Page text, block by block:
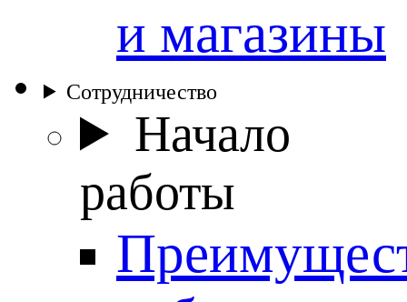
и магазины
Сотрудничество
Начало
работы